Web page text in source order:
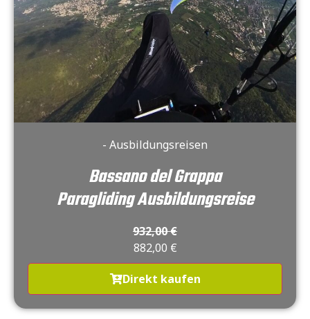
- Ausbildungsreisen
Bassano del Grappa
Paragliding Ausbildungsreise
932,00€
882,00 €
Direkt kaufen